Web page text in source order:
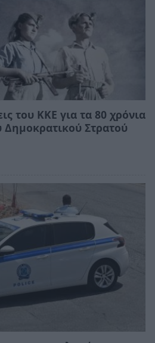
του ΚΚΕ για τα 80 χρόνια
Στρατού